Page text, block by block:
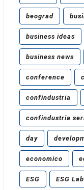
beograd
business ideas
business news
conference
confindustria
confindustria
day
economico
ESG ESG Lab